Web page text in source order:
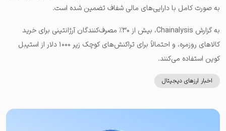
به صورت کامل با دارایی‌های مالی شفاف تضمین شده است.
به گزارش Chainalysis، بیش از ۳۰٪ مصرف‌کنندگان آرژانتینی برای خرید
کالاهای روزمره، و احتمالاً برای تراکنش‌های کوچک زیر ۱۰۰۰ دلار از استیبل
کوین استفاده می‌کنند.
اخبار ارزهای دیجیتال